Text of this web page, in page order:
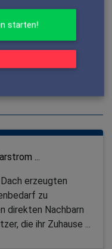
...
erzeugten
zu
direkten Nachbarn
die ihr Zuhause ...